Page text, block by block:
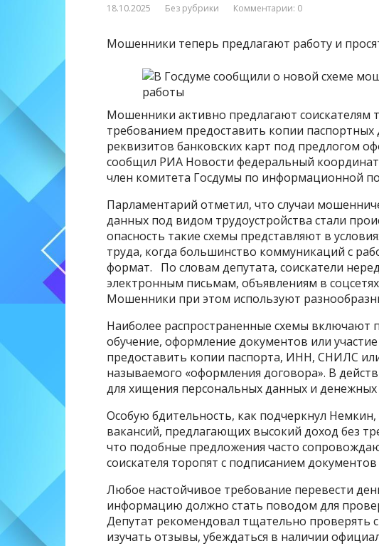
18.10.2025 Без рубрики Комментарии: 0
Мошенники теперь предлагают работу и
Мошенники активно предлагают соискателям
требованием предоставить копии
реквизитов банковских карт под предлогом
сообщил РИА Новости федеральный
член комитета Госдумы по информационной
Парламентарий отметил, что случаи
данных под видом трудоустройства стали
опасность такие схемы представляют в
труда, когда большинство коммуникаций с
формат. По словам депутата, соискатели
электронным письмам, объявлениям в
Мошенники при этом используют
Наиболее распространенные схемы включают
обучение, оформление документов или
предоставить копии паспорта, ИНН, СНИЛС
называемого «оформления договора». В
для хищения персональных данных и денежных
Особую бдительность, как подчеркнул
вакансий, предлагающих высокий доход без
что подобные предложения часто
соискателя торопят с подписанием
Любое настойчивое требование перевести
информацию должно стать поводом для
Депутат рекомендовал тщательно проверять
изучать отзывы, убеждаться в наличии